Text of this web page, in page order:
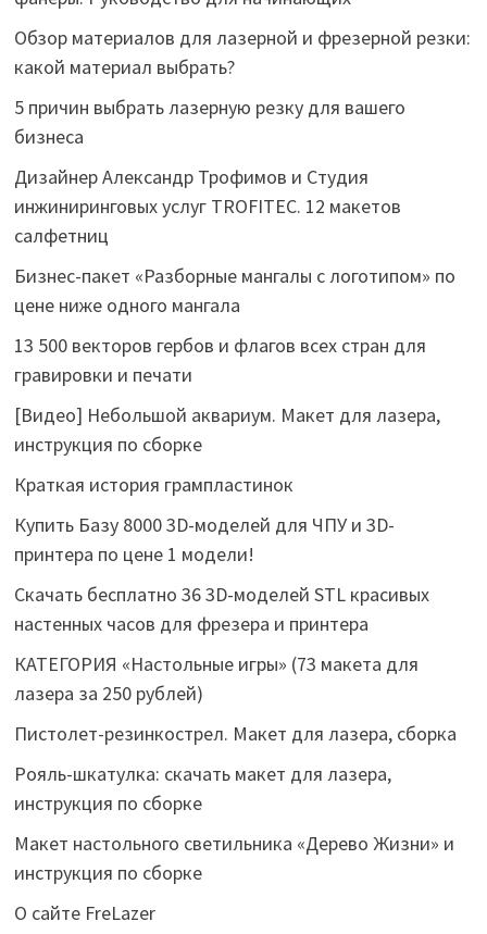
Обзор материалов для лазерной и фрезерной резки:
какой материал выбрать?
5 причин выбрать лазерную резку для вашего
бизнеса
Дизайнер Александр Трофимов и Студия
инжиниринговых услуг TROFITEC. 12 макетов
салфетниц
Бизнес-пакет «Разборные мангалы с логотипом» по
цене ниже одного мангала
13 500 векторов гербов и флагов всех стран для
гравировки и печати
[Видео] Небольшой аквариум. Макет для лазера,
инструкция по сборке
Краткая история грампластинок
Купить Базу 8000 3D-моделей для ЧПУ и 3D-
принтера по цене 1 модели!
Скачать бесплатно 36 3D-моделей STL красивых
настенных часов для фрезера и принтера
КАТЕГОРИЯ «Настольные игры» (73 макета для
лазера за 250 рублей)
Пистолет-резинкострел. Макет для лазера, сборка
Рояль-шкатулка: скачать макет для лазера,
инструкция по сборке
Макет настольного светильника «Дерево Жизни» и
инструкция по сборке
О сайте FreLazer